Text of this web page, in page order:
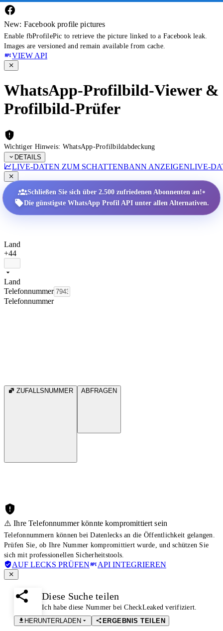
New: Facebook profile pictures
Enable fbProfilePic to retrieve the picture linked to a Facebook leak.
Images are versioned and remain available from cache.
VIEW API
WhatsApp-Profilbild-Viewer &
Profilbild-Prüfer
Wichtiger Hinweis: WhatsApp-Profilbildabdeckung
DETAILS
LIVE-DATEN ZUM SCHATTENBANN ANZEIGENLIVE-
Schließen Sie sich über 2.500 zufriedenen Abonnenten an!•
Die günstigste WhatsApp Profil API unter allen Alternativen.
Land
+44
Land
Telefonnummer
Telefonnummer
ZUFALLSNUMMER ABFRAGEN
⚠️ Ihre Telefonnummer könnte kompromittiert sein
Telefonnummern können bei Datenlecks an die Öffentlichkeit gelangen.
Prüfen Sie, ob Ihre Nummer kompromittiert wurde, und schützen Sie
sich mit professionellen Sicherheitstools.
AUF LECKS PRÜFEN API INTEGRIEREN
Diese Suche teilen
Ich habe diese Nummer bei CheckLeaked verifiziert.
HERUNTERLADEN
ERGEBNIS TEILEN